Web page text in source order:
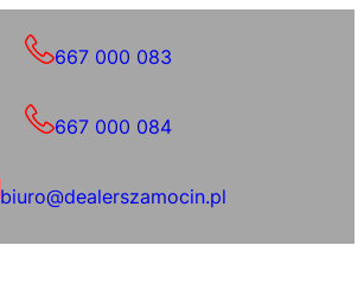
667 000 083
667 000 084
biuro@dealerszamocin.pl